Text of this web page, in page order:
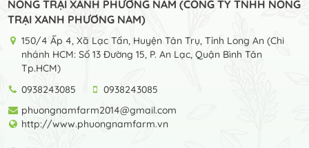
NÔNG TRẠI XANH PHƯƠNG NAM (CÔNG TY TNHH NÔNG
TRẠI XANH PHƯƠNG NAM)
150/4 Ấp 4, Xã Lạc Tấn, Huyện Tân Trụ, Tỉnh Long An (Chi
nhánh HCM: Số 13 Đường 15, P. An Lạc, Quận Bình Tân
Tp.HCM)
0938243085
0938243085
phuongnamfarm2014@gmail.com
http://www.phuongnamfarm.vn